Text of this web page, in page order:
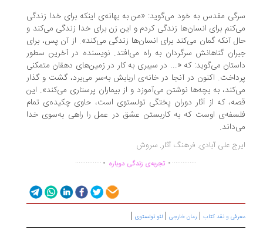
مقدس به خود می‌گوید: «من به بهانه‌ی اینکه برای خدا زندگی
برای انسان‌ها زندگی کردم و این زن برای خدا زندگی می‌کند و
آنکه گمان می‌کند برای انسان‌ها زندگی می‌کند». از آن پس، برای
گناهانش سرگردان به راه می‌افتد. نویسنده در آخرین سطور
می‌گوید: که «... در سیبری به کار در زمین‌های دهقان متمکنی
اکنون در آنجا در خانه‌ی اربابش به‌سر می‌برد، گشت و گذار
به بچه‌ها نوشتن می‌آموزد و از بیماران پرستاری می‌کند». این
که از آثار دوران پختگی تولستوی است، حاوی چکیده‌ی تمام
اوست که به کاربستن عشق در عمل را راهی به‌سوی خدا
علی آبادی. فرهنگ آثار. سروش
................تجربه‌ی زندگی دوباره ...............
و نقد کتاب|رمان خارجی|لئو تولستوی |